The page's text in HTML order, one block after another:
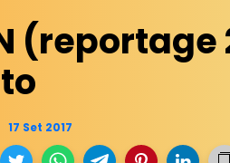
(reportage
17 Set 2017